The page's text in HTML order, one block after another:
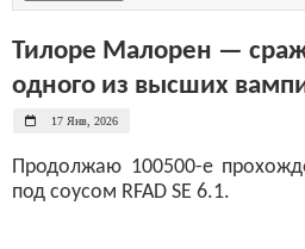
Тилоре Малорен —
одного из высших
17 Янв, 2026
Продолжаю 100500-е
под соусом RFAD SE 6.1.